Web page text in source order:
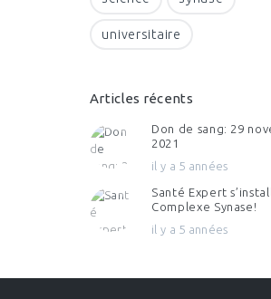
universitaire
Articles récents
Don de sang: 29
2021
il y a 5 années
Santé Expert
Complexe Synase!
il y a 5 années